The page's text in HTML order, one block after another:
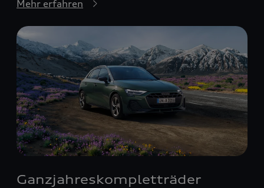
Mehr erfahren
Ganzjahreskompletträder